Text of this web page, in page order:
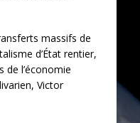
massifs de
d’État rentier,
de l’économie
Victor